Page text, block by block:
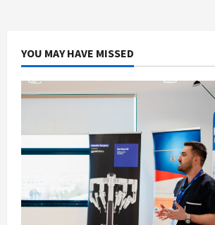
YOU MAY HAVE MISSED